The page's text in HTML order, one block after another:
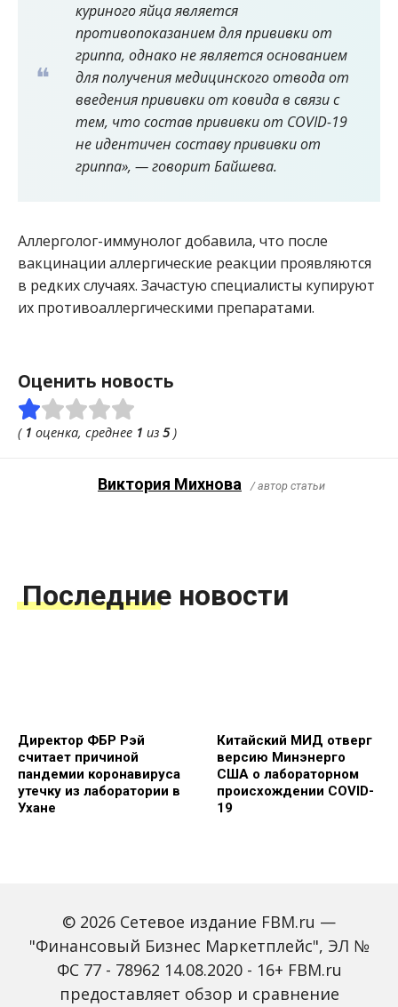
куриного яйца является
противопоказанием для прививки от
гриппа, однако не является основанием
для получения медицинского отвода от
введения прививки от ковида в связи с
тем, что состав прививки от COVID-19
не идентичен составу прививки от
гриппа», — говорит Байшева.
Аллерголог-иммунолог добавила, что после
вакцинации аллергические реакции проявляются
в редких случаях. Зачастую специалисты купируют
их противоаллергическими препаратами.
Оценить новость
( 1 оценка, среднее 1 из 5)
Виктория Михнова / автор статьи
Последние новости
Директор ФБР Рэй
считает причиной
пандемии коронавируса
утечку из лаборатории в
Ухане
Китайский МИД отверг
версию Минэнерго
США о лабораторном
происхождении COVID-
19
Олени могут быть
резервуарами старых
Совет ЕС
порекомендовал
© 2026 Сетевое издание FBM.ru —
"Финансовый Бизнес Маркетплейс", ЭЛ №
ФС 77 - 78962 14.08.2020 - 16+ FBM.ru
предоставляет обзор и сравнение